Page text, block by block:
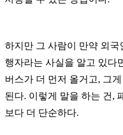
하지만 그 사람이 만약 외국
행자라는 사실을 알고 있다
버스가 더 먼저 올거고, 그
된다. 이렇게 말을 하는 건 ,
보다 더 단순하다.